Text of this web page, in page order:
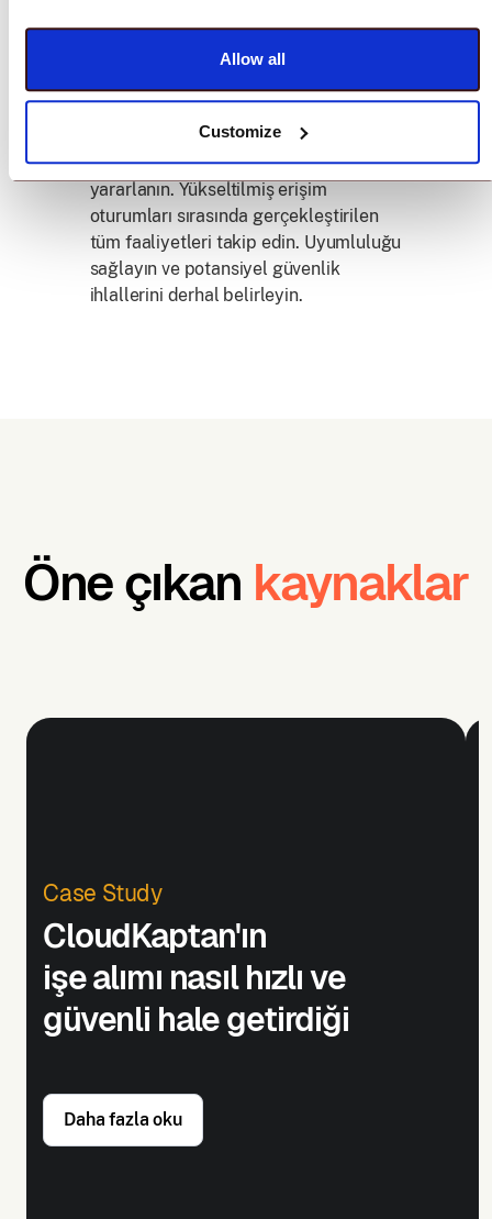
Allow all
Customize
Erişimi Denetleyin ve İzleyin
erişim yönetimi çözümü ile sağlam
denetim ve izleme yeteneklerinden
yararlanın. Yükseltilmiş erişim
oturumları sırasında gerçekleştirilen
tüm faaliyetleri takip edin. Uyumluluğu
sağlayın ve potansiyel güvenlik
ihlallerini derhal belirleyin.
Öne çıkan kaynaklar
Case Study
CloudKaptan'ın
işe alımı nasıl hızlı ve
güvenli hale getirdiği
Daha fazla oku